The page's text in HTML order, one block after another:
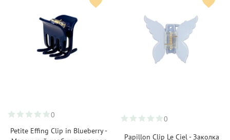
0
Petite Effing Clip in Blueberry -
0
Papillon Clip Le Ciel - Заколка